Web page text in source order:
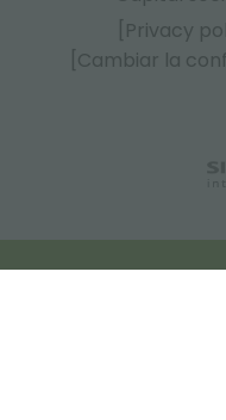
[Privacy
[Cambiar la